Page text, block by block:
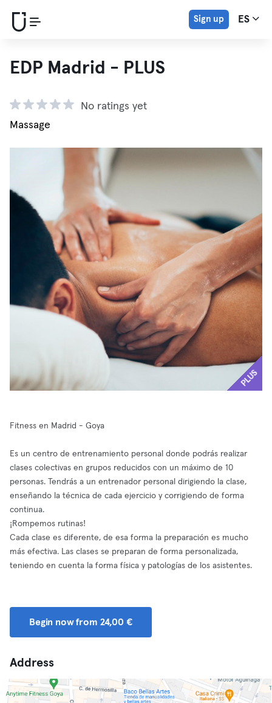
Sign up ES
EDP Madrid - PLUS
No ratings yet
Massage
PLUS
Fitness en Madrid - Goya
Es un centro de entrenamiento personal donde podrás realizar
clases colectivas en grupos reducidos con un máximo de 10
personas. Tendrás a un entrenador personal dirigiendo la clase,
enseñando la técnica de cada ejercicio y corrigiendo de forma
continua.
¡Rompemos rutinas!
Cada clase es diferente, de esa forma la preparación es mucho
más efectiva. Las clases se preparan de forma personalizada,
teniendo en cuenta la forma física y patologías de los asistentes.
Begin now from 24,00 €
Address